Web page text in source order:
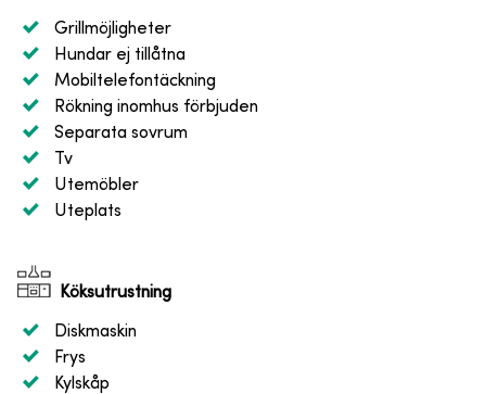
Grillmöjligheter
Hundar ej tillåtna
Mobiltelefontäckning
Rökning inomhus förbjuden
Separata sovrum
Tv
Utemöbler
Uteplats
Köksutrustning
Diskmaskin
Frys
Kylskåp